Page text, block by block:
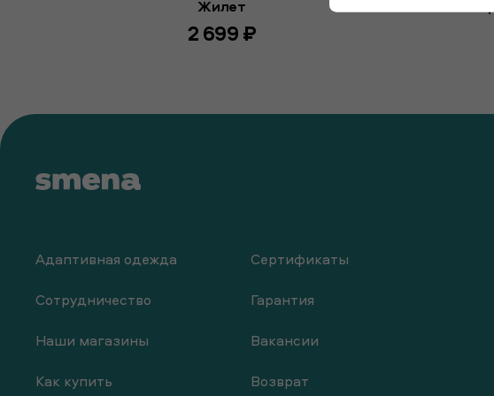
Жилет
2 699 ₽
Адаптивная одежда
Сотрудничество
Наши магазины
Как купить
Сертификаты
Гарантия
Вакансии
Возврат